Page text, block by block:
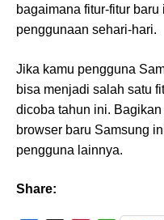
bagaimana fitur-fitur
penggunaan sehari-hari.
Jika kamu pengguna
bisa menjadi salah satu
dicoba tahun ini.
browser baru Samsung
pengguna lainnya.
Share: